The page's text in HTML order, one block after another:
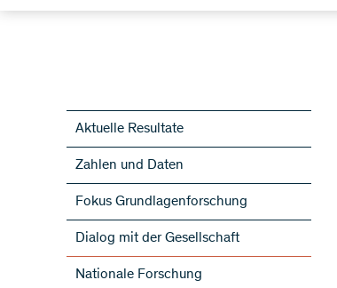
Aktuelle Resultate
Zahlen und Daten
Fokus Grundlagenforschung
Dialog mit der Gesellschaft
Nationale Forschung